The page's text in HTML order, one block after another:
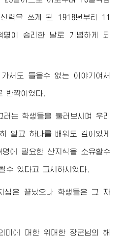
력을 쓰게 된 1918년부터 11
명이 승리한 날로 기념하게 되
서도 들을수 없는 이야기여서
반짝이였다.
러는 학생들을 둘러보시며 우리
알고 하나를 배워도 깊이있게
에 필요한 산지식을 소유할수
수 있다고 교시하시였다.
심은 끝났으나 학생들은 그 자
미에 대한 위대한 장군님 의 해